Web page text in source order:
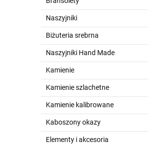
Naszyjniki
Biżuteria srebrna
Naszyjniki Hand Made
Kamienie
Kamienie szlachetne
Kamienie kalibrowane
Kaboszony okazy
Elementy i akcesoria